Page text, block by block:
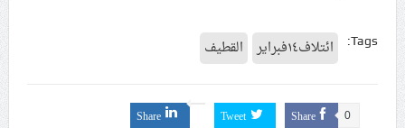
Tags: ائتلاف١٤فبراير القطيف
Share 0
Tweet
Share